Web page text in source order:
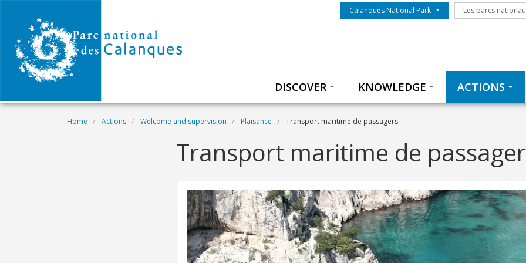
Menu du parc
Calanques National Park Les parcs
Les parcs
DISCOVER KNOWLEDGE ACTIONS
Breadcrumb
Home Actions Welcome and supervision Plaisance Transport maritime de passagers
Transport maritime de